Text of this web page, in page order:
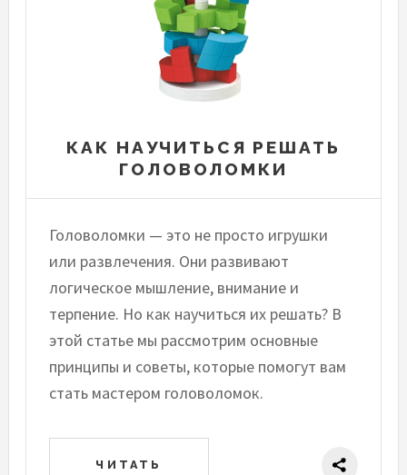
КАК НАУЧИТЬСЯ РЕШАТЬ
ГОЛОВОЛОМКИ
Головоломки — это не просто игрушки
или развлечения. Они развивают
логическое мышление, внимание и
терпение. Но как научиться их решать? В
этой статье мы рассмотрим основные
принципы и советы, которые помогут вам
стать мастером головоломок.
ЧИТАТЬ